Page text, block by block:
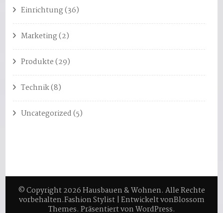
Einrichtung(36)
Marketing(2)
Produkte(29)
Technik(8)
Uncategorized(5)
© Copyright 2026Hausbauen & Wohnen. Alle Rechte
vorbehalten.Fashion Stylist | Entwickelt vonBlossom
Themes. Präsentiert vonWordPress.